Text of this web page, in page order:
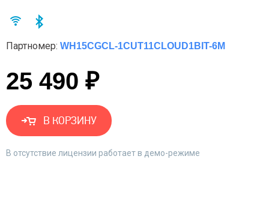
Партномер: WH15CGCL-1CUT11CLOUD1BIT-6M
25 490 ₽
В КОРЗИНУ
В отсутствие лицензии работает в демо-режиме